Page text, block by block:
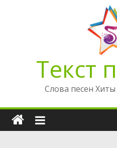
Текст
Слова песен